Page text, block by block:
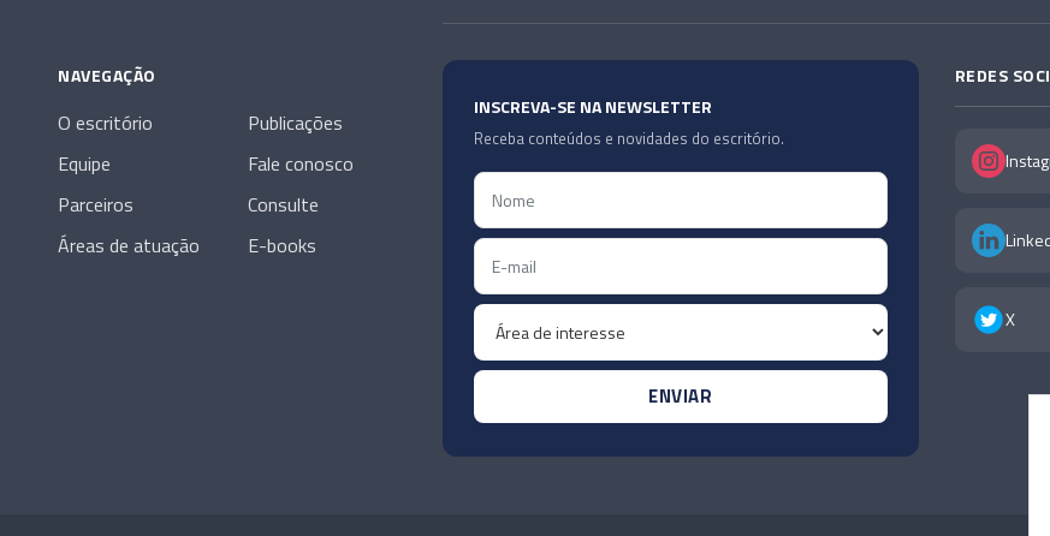
NAVEGAÇÃO
O escritório
Equipe
Parceiros
Áreas de atuação
Publicações
Fale conosco
Consulte
E-books
INSCREVA-SE NA NEWSLETTER
Receba conteúdos e novidades do escritório.
REDES
X